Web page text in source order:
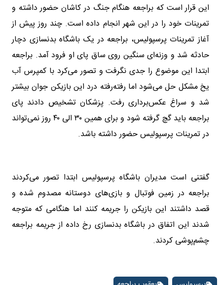
این قرار است که براجعه هنگام جنگ در کاشان حضور داشته و
تمرینات خود را در این شهر انجام داده است. چند روز پیش از
آغاز تمرینات پرسپولیس، براجعه در یک باشگاه بدنسازی دچار
حادثه شد و وزنه‌ای سنگین روی ساق پای او فرود آمد. براجعه
ابتدا این موضوع را جدی نگرفت و تصور می‌کرد با کمپرس آب
یخ مشکل حل می‌شود اما رفته‌رفته درد این بازیکن جوان بیشتر
شد و سراغ عکس‌برداری رفت. پزشکان تشخیص دادند پای
براجعه باید گچ گرفته شود و برای همین ۳۰ الی ۴۰ روز نمی‌تواند
در تمرینات پرسپولیس حضور داشته باشد.
گفتنی است مدیران باشگاه پرسپولیس ابتدا تصور می‌کردند
براجعه در زمین فوتبال و بازی‌های دوستانه مصدوم شده و
قصد داشتند این بازیکن را جریمه کنند اما هنگامی که متوجه
شدند این اتفاق در باشگاه بدنسازی رخ داده از جریمه براجعه
چشم‌پوشی کردند.